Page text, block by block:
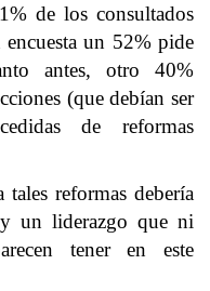
de los consultados
encuesta un 52% pide
antes, otro 40%
(que debían ser
de reformas
reformas debería
un liderazgo que ni
tener en este